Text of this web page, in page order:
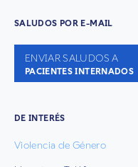
SALUDOS POR E-MAIL
ENVIAR SALUDOS A
PACIENTES INTERNADOS
DE INTERÉS
Violencia de Género